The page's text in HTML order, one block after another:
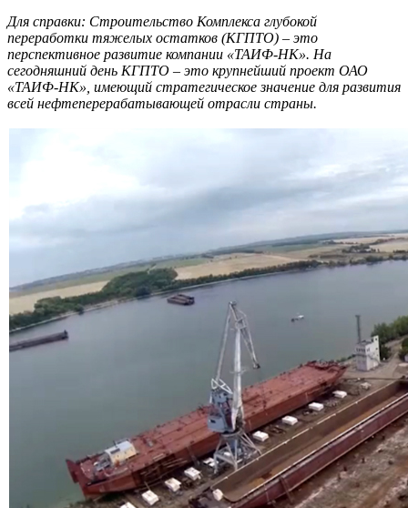
Для справки: Строительство Комплекса глубокой
переработки тяжелых остатков (КГПТО) – это
перспективное развитие компании «ТАИФ-НК». На
сегодняшний день КГПТО – это крупнейший проект ОАО
«ТАИФ-НК», имеющий стратегическое значение для развития
всей нефтеперерабатывающей отрасли страны.